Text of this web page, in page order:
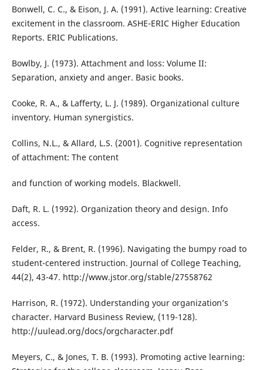
Bonwell, C. C., & Eison, J. A. (1991). Active learning: Creative
excitement in the classroom. ASHE-ERIC Higher Education
Reports. ERIC Publications.
Bowlby, J. (1973). Attachment and loss: Volume II:
Separation, anxiety and anger. Basic books.
Cooke, R. A., & Lafferty, L. J. (1989). Organizational culture
inventory. Human synergistics.
Collins, N.L., & Allard, L.S. (2001). Cognitive representation
of attachment: The content
and function of working models. Blackwell.
Daft, R. L. (1992). Organization theory and design. Info
access.
Felder, R., & Brent, R. (1996). Navigating the bumpy road to
student-centered instruction. Journal of College Teaching,
44(2), 43-47. http://www.jstor.org/stable/27558762
Harrison, R. (1972). Understanding your organization’s
character. Harvard Business Review, (119-128).
http://uulead.org/docs/orgcharacter.pdf
Meyers, C., & Jones, T. B. (1993). Promoting active learning: